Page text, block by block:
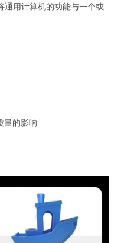
通用计算机的功能与一个或
量的影响